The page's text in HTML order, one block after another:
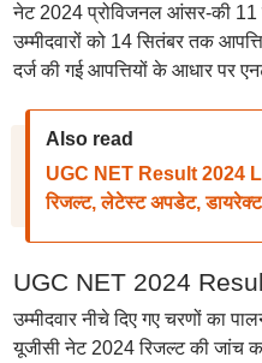
नेट 2024 प्रोविजनल आंसर-की 11
उम्मीदवारों को 14 सितंबर तक
दर्ज की गई आपत्तियों के आधार पर
Also read
UGC NET Result 2024
रिजल्ट, लेटेस्ट अपडेट,
UGC NET 2024
उम्मीदवार नीचे दिए गए चरणों का
यूजीसी नेट 2024 रिजल्ट की जांच